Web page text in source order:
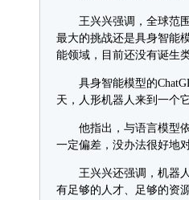
王兴兴强调，全球范围
最大的挑战还是具身智能
能领域，目前还没有诞生
具身智能模型的
天，人形机器人来到一个
他指出，与语言模型依
一定偏差，没办法很好地
王兴兴还强调，机器人
有足够的人才、足够的资